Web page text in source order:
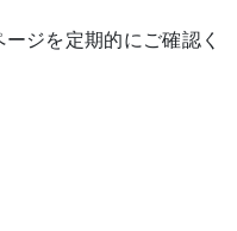
ジを定期的にご確認く